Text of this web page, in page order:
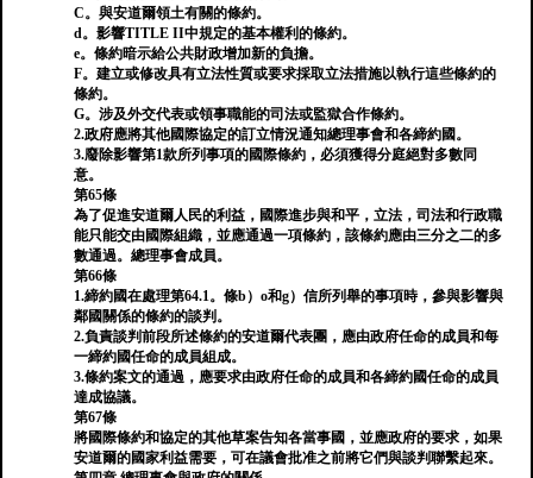
C。與安道爾領土有關的條約。
d。影響TITLE II中規定的基本權利的條約。
e。條約暗示給公共財政增加新的負擔。
F。建立或修改具有立法性質或要求採取立法措施以執行這些條約的
條約。
G。涉及外交代表或領事職能的司法或監獄合作條約。
2.政府應將其他國際協定的訂立情況通知總理事會和各締約國。
3.廢除影響第1款所列事項的國際條約，必須獲得分庭絕對多數同
意。
第65條
為了促進安道爾人民的利益，國際進步與和平，立法，司法和行政職
能只能交由國際組織，並應通過一項條約，該條約應由三分之二的多
數通過。總理事會成員。
第66條
1.締約國在處理第64.1。條b）o和g）信所列舉的事項時，參與影響與
鄰國關係的條約的談判。
2.負責談判前段所述條約的安道爾代表團，應由政府任命的成員和每
一締約國任命的成員組成。
3.條約案文的通過，應要求由政府任命的成員和各締約國任命的成員
達成協議。
第67條
將國際條約和協定的其他草案告知各當事國，並應政府的要求，如果
安道爾的國家利益需要，可在議會批准之前將它們與談判聯繫起來。